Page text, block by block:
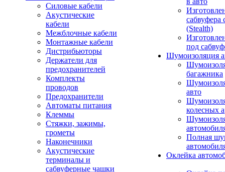
Силовые кабели
Акустические
кабели
Межблочные кабели
Монтажные кабели
Дистрибьюторы
Держатели для
предохранителей
Комплекты
проводов
Предохранители
Автоматы питания
Клеммы
Стяжки, зажимы,
грометы
Наконечники
Акустические
терминалы и
сабвуферные чашки
сабвуфера
(Stealth)
под
Шумоизоляция
багажника
авто
колесных
Полная
Оклейка